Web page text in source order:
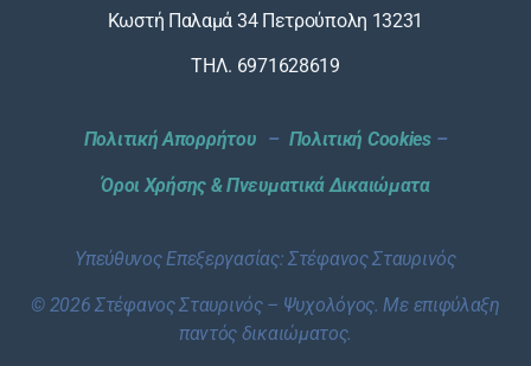
Κωστή Παλαμά 34 Πετρούπολη 13231
ΤΗΛ. 6971628619
Πολιτική Απορρήτου– Πολιτική Cookies –
Όροι Χρήσης & Πνευματικά Δικαιώματα
Υπεύθυνος Επεξεργασίας: Στέφανος Σταυρινός
© 2026 Στέφανος Σταυρινός – Ψυχολόγος. Με επιφύλαξη
παντός δικαιώματος.